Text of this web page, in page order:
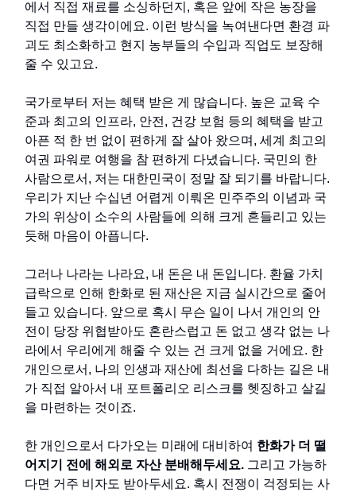
에서 직접 재료를 소싱하던지, 혹은 앞에 작은 농장을
직접 만들 생각이에요. 이런 방식을 녹여낸다면 환경 파
괴도 최소화하고 현지 농부들의 수입과 직업도 보장해
줄 수 있고요.
국가로부터 저는 혜택 받은 게 많습니다. 높은 교육 수
준과 최고의 인프라, 안전, 건강 보험 등의 혜택을 받고
아픈 적 한 번 없이 편하게 잘 살아 왔으며, 세계 최고의
여권 파워로 여행을 참 편하게 다녔습니다. 국민의 한
사람으로서, 저는 대한민국이 정말 잘 되기를 바랍니다.
우리가 지난 수십년 어렵게 이뤄온 민주주의 이념과 국
가의 위상이 소수의 사람들에 의해 크게 흔들리고 있는
듯해 마음이 아픕니다.
그러나 나라는 나라요, 내 돈은 내 돈입니다. 환율 가치
급락으로 인해 한화로 된 재산은 지금 실시간으로 줄어
들고 있습니다. 앞으로 혹시 무슨 일이 나서 개인의 안
전이 당장 위협받아도 혼란스럽고 돈 없고 생각 없는 나
라에서 우리에게 해줄 수 있는 건 크게 없을 거에요. 한
개인으로서, 나의 인생과 재산에 최선을 다하는 길은 내
가 직접 알아서 내 포트폴리오 리스크를 헷징하고 살길
을 마련하는 것이죠.
한 개인으로서 다가오는 미래에 대비하여 한화가 더 떨
어지기 전에 해외로 자산 분배해두세요. 그리고 가능하
다면 거주 비자도 받아두세요. 혹시 전쟁이 걱정되는 사